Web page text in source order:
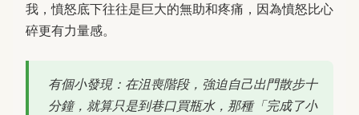
我，憤怒底下往往是巨大的無助和疼痛，因為憤怒比心
碎更有力量感。
有個小發現：在沮喪階段，強迫自己出門散步十
分鐘，就算只是到巷口買瓶水，那種「完成了小